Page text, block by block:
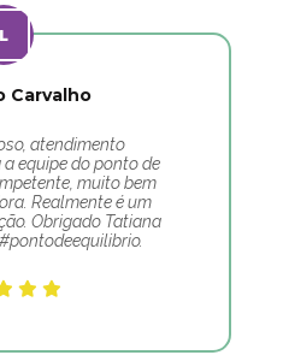
Carvalho
atendimento
equipe do ponto de
muito bem
Realmente é um
Obrigado Tatiana